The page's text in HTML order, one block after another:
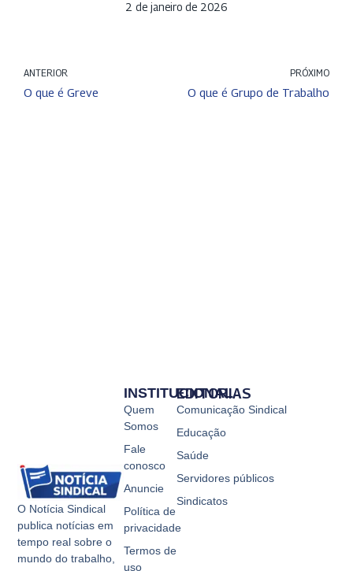
2 de janeiro de 2026
ANTERIOR
O que é Greve
PRÓXIMO
O que é Grupo de Trabalho
O Notícia Sindical
publica notícias em
tempo real sobre o
mundo do trabalho,
EDITORIAS
Comunicação Sindical
Educação
Saúde
Servidores públicos
Sindicatos
INSTITUCIONAL
Quem
Somos
Fale
conosco
Anuncie
Política de
privacidade
Termos de
uso